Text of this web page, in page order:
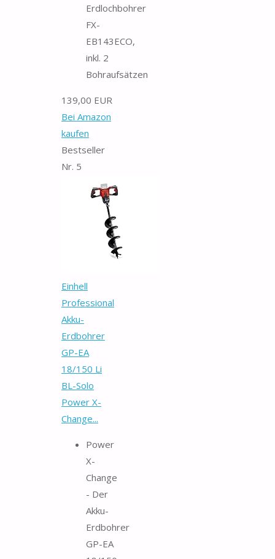
Erdlochbohrer
FX-
EB143ECO,
inkl. 2
Bohraufsätzen
139,00 EUR
Bei Amazon
kaufen
Bestseller
Nr. 5
Einhell
Professional
Akku-
Erdbohrer
GP-EA
18/150 Li
BL-Solo
Power X-
Change...
Power
X-
Change
- Der
Akku-
Erdbohrer
GP-EA